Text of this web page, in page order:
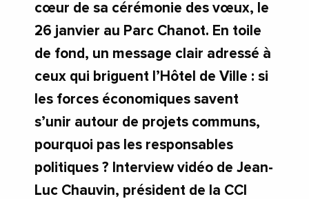
cœur de sa cérémonie des vœux, le
26 janvier au Parc Chanot. En toile
de fond, un message clair adressé à
ceux qui briguent l’Hôtel de Ville : si
les forces économiques savent
s’unir autour de projets communs,
pourquoi pas les responsables
politiques ? Interview vidéo de Jean-
Luc Chauvin, président de la CCI